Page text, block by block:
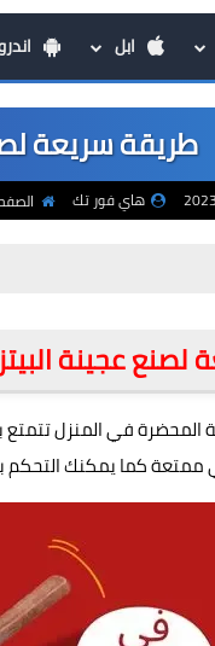
ابل
طريقة سريعة
هاي فور تك
عجينة
المحضرة في المنزل
ممتعة كما يمكنك التحكم